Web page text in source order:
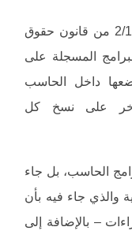
كما عرف المشرع الياباني في المادة 2/1 من قانون حقوق
بأنها: “البرامج المسجلة على
داخل الحاسب
آخر على نسخ كل
الحاسب، بل جاء
والذي جاء فيه بأن
– بالإضافة إلى